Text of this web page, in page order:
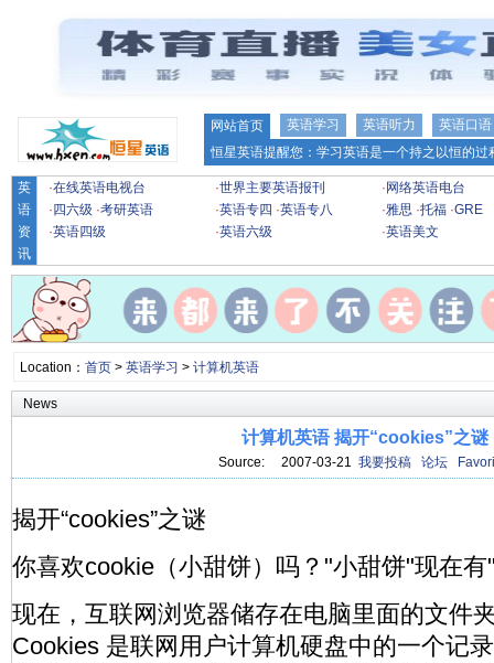
网站首页 英语学习 英语听力
英语口语
恒星英语提醒您：学习英语是一个持之以恒的
英
语
资
讯
·在线英语电视台 ·世界主要英语报刊 · 网络英语电台
· 四六级 ·考研英语 ·英语专四 ·英语专八 ·雅思 ·托福 ·GRE
·英语四级 ·英语六级 ·英语美文
Location： 首页> 英语学习 > 计算机英语
News
计算机英语 揭开“cookies”之谜
Source: 2007-03-21 我要投稿 论坛
揭开“cookies”之谜
你喜欢cookie（小甜饼）吗？"小甜饼"现在
现在，互联网浏览器储存在电脑里面的文件
Cookies 是联网用户计算机硬盘中的一个记